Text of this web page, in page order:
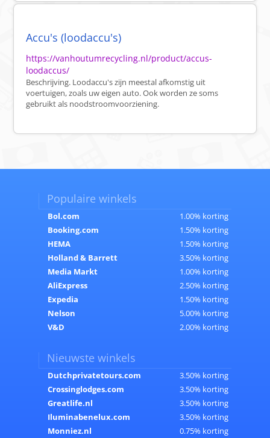
Accu's (loodaccu's)
https://vanhoutumrecycling.nl/product/accus-
loodaccus/
Beschrijving. Loodaccu's zijn meestal afkomstig uit
voertuigen, zoals uw eigen auto. Ook worden ze soms
gebruikt als noodstroomvoorziening.
Populaire winkels
Bol.com
1.00% korting
Booking.com
1.50% korting
HEMA
1.50% korting
Holland & Barrett
3.50% korting
Media Markt
1.00% korting
AliExpress
2.50% korting
Expedia
1.50% korting
Nelson
5.00% korting
V&D
2.00% korting
Nieuwste winkels
Dutchprivatetours.com
3.50% korting
Crossinglodges.com
3.50% korting
Greatlife.nl
3.50% korting
Iluminabenelux.com
3.50% korting
Monniez.nl
0.75% korting